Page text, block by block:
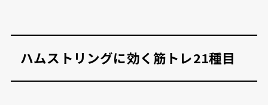
ハムストリングに効く筋トレ21種目